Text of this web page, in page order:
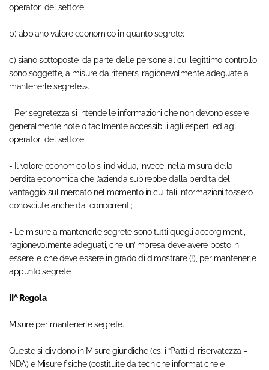
operatori del settore;
b) abbiano valore economico in quanto segrete;
c) siano sottoposte, da parte delle persone al cui legittimo controllo
sono soggette, a misure da ritenersi ragionevolmente adeguate a
mantenerle segrete.».
- Per segretezza si intende le informazioni che non devono essere
generalmente note o facilmente accessibili agli esperti ed agli
operatori del settore;
- Il valore economico lo si individua, invece, nella misura della
perdita economica che l’azienda subirebbe dalla perdita del
vantaggio sul mercato nel momento in cui tali informazioni fossero
conosciute anche dai concorrenti;
- Le misure a mantenerle segrete sono tutti quegli accorgimenti,
ragionevolmente adeguati, che un’impresa deve avere posto in
essere, e che deve essere in grado di dimostrare (!), per mantenerle
appunto segrete.
II^ Regola
Misure per mantenerle segrete.
Queste si dividono in Misure giuridiche (es: i “Patti di riservatezza –
NDA) e Misure fisiche (costituite da tecniche informatiche e